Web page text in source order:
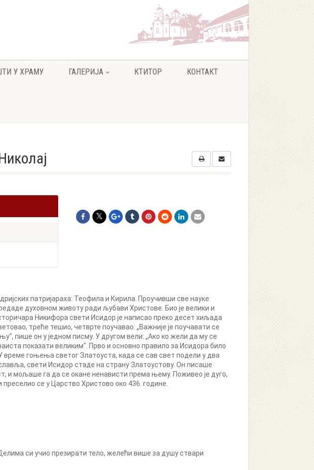
У ХРАМУ ГАЛЕРИЈА КТИТОР КОНТАКТ
Преподобни Николај
патријараха: Теофила и Кирила. Проучивши све науке
духовном животу ради љубави Христове. Био је велики и
Никифора свети Исидор је написао преко десет хиљада
треће тешио, четврте поучавао: „Важније је поучавати се
пише он у једном писму. У другом вели: „Ако ко жели да му се
показати великим“. Прво и основно правило за Исидора било
време гоњења светог Златоуста, када се сав свет подели у два
свети Исидор стаде на страну Златоустову. Он писаше
и мољаше га да се окане ненависти према њему. Поживео је дуго,
се у Царство Христово око 436. године.
си учио презирати тело, желећи више за душу ствари